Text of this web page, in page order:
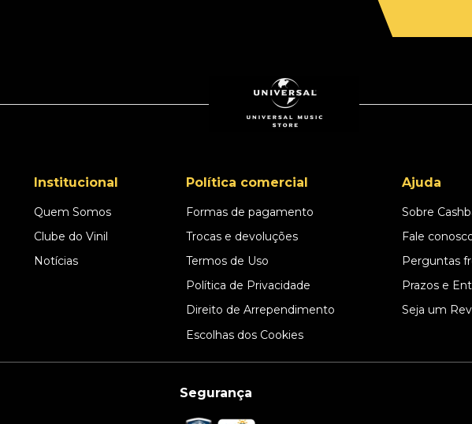
Institucional
Quem Somos
Clube do Vinil
Notícias
Política comercial
Formas de pagamento
Trocas e devoluções
Termos de Uso
Política de Privacidade
Direito de Arrependimento
Escolhas dos Cookies
Ajuda
Sobre
Fale
Perguntas
Prazos e
Seja um
Segurança